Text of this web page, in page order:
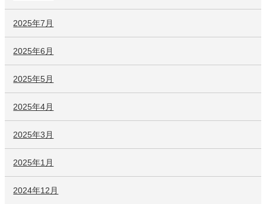
2025年7月
2025年6月
2025年5月
2025年4月
2025年3月
2025年1月
2024年12月